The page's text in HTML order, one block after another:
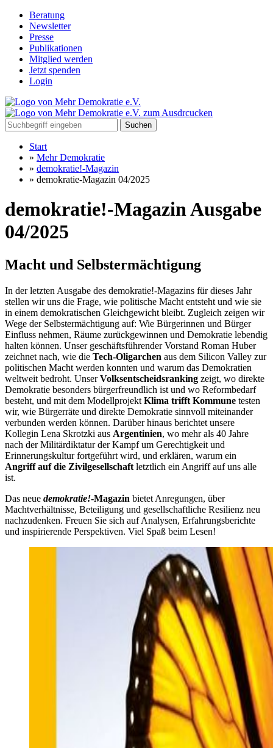
Beratung
Newsletter
Presse
Publikationen
Mitglied werden
Jetzt spenden
Login
Suchen
Start
» Mehr Demokratie
» demokratie!-Magazin
» demokratie-Magazin 04/2025
demokratie!-Magazin Ausgabe
04/2025
Macht und Selbstermächtigung
In der letzten Ausgabe des demokratie!-Magazins für dieses Jahr
stellen wir uns die Frage, wie politische Macht entsteht und wie sie
in einem demokratischen Gleichgewicht bleibt. Zugleich zeigen wir
Wege der Selbstermächtigung auf: Wie Bürgerinnen und Bürger
Einfluss nehmen, Räume zurückgewinnen und Demokratie lebendig
halten können. Unser geschäftsführender Vorstand Roman Huber
zeichnet nach, wie die Tech-Oligarchen aus dem Silicon Valley zur
politischen Macht werden konnten und warum das Demokratien
weltweit bedroht. UnserVolksentscheidsranking zeigt, wo direkte
Demokratie besonders bürgerfreundlich ist und wo Reformbedarf
besteht, und mit dem Modellprojekt Klima trifft Kommune testen
wir, wie Bürgerräte und direkte Demokratie sinnvoll miteinander
verbunden werden können. Darüber hinaus berichtet unsere
Kollegin Lena Skrotzki aus Argentinien, wo mehr als 40 Jahre
nach der Militärdiktatur der Kampf um Gerechtigkeit und
Erinnerungskultur fortgeführt wird, und erklären, warum ein
Angriff auf die Zivilgesellschaft letztlich ein Angriff auf uns alle
ist.
Das neue demokratie!-Magazin bietet Anregungen, über
Machtverhältnisse, Beteiligung und gesellschaftliche Resilienz neu
nachzudenken. Freuen Sie sich auf Analysen, Erfahrungsberichte
und inspirierende Perspektiven. Viel Spaß beim Lesen!